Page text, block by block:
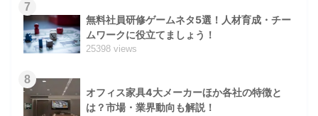
7
無料社員研修ゲームネタ5選！人材育成・チー
ムワークに役立てましょう！
25398 views
8
オフィス家具4大メーカーほか各社の特徴と
は？市場・業界動向も解説！